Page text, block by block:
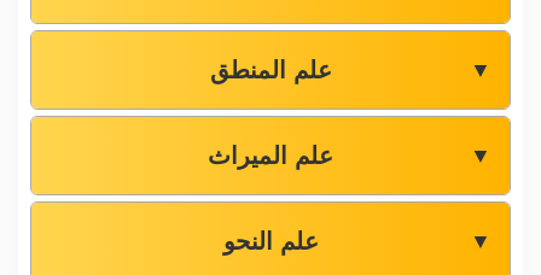
علم المنطق ▼
علم المیراث ▼
علم النحو ▼